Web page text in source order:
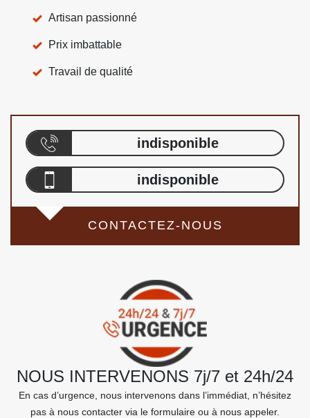
Artisan passionné
Prix imbattable
Travail de qualité
indisponible
indisponible
CONTACTEZ-NOUS
NOUS INTERVENONS 7j/7 et 24h/24
En cas d’urgence, nous intervenons dans l’immédiat, n’hésitez
pas à nous contacter via le formulaire ou à nous appeler.